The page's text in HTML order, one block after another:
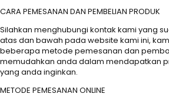
CARA PEMESANAN DAN PEMBELIAN PRODUK
Silahkan menghubungi kontak kami yang
atas dan bawah pada website kami ini,
beberapa metode pemesanan dan
memudahkan anda dalam mendapatkan
yang anda inginkan.
METODE PEMESANAN ONLINE